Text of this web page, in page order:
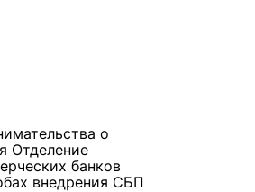
о
Отделение
банков
внедрения СБП